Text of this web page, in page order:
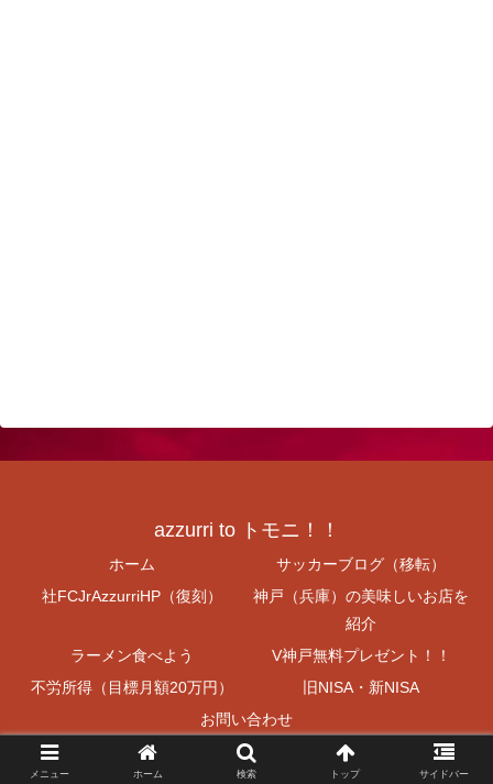
azzurri to トモニ！！
ホーム
サッカーブログ（移転）
社FCJrAzzurriHP（復刻）
神戸（兵庫）の美味しいお店を
紹介
ラーメン食べよう
V神戸無料プレゼント！！
不労所得（目標月額20万円）
旧NISA・新NISA
お問い合わせ
© 2021 azzurri to トモニ！！.
メニュー ホーム 検索 トップ サイドバー